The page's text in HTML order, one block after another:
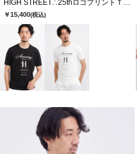
￥15,400(税込)